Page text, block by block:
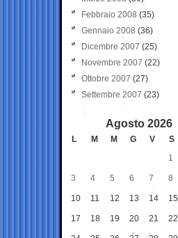
Febbraio 2008 (35)
Gennaio 2008 (36)
Dicembre 2007 (25)
Novembre 2007 (22)
Ottobre 2007 (27)
Settembre 2007 (23)
Agosto 2026
L M M G V S
1
3 4 5 6 7 8
10 11 12 13 14 15
17 18 19 20 21 22